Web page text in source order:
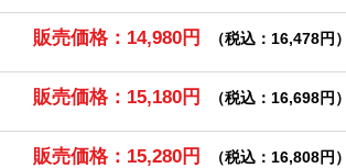
販売価格：14,980円 （税込：16,478円）
販売価格：15,180円 （税込：16,698円）
販売価格：15,280円 （税込：16,808円）